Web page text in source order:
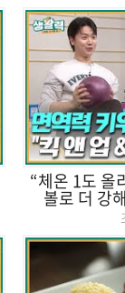
“체온 1도 올
볼로 더 강